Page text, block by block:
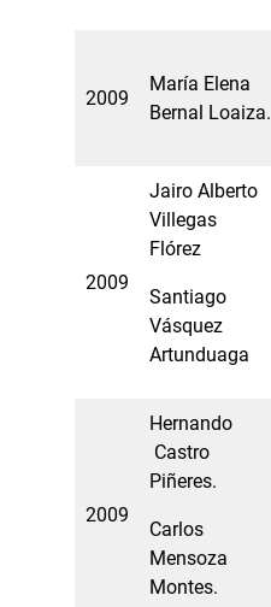
2009
María Elena
Bernal Loaiza.
2009
Jairo Alberto
Villegas
Flórez
Santiago
Vásquez
Artunduaga
2009
Hernando
Castro
Piñeres.
Carlos
Mensoza
Montes.